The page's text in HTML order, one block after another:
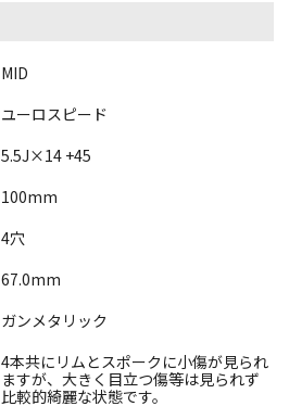
MID
ユーロスピード
5.5J×14 +45
100mm
4穴
67.0mm
ガンメタリック
4本共にリムとスポークに小傷が見られ
ますが、大きく目立つ傷等は見られず
比較的綺麗な状態です。